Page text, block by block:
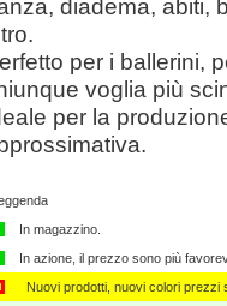
diadema, abiti,
per i ballerini,
voglia più
per la
In magazzino.
In azione, il prezzo sono più
Nuovi prodotti, nuovi colori prezzi